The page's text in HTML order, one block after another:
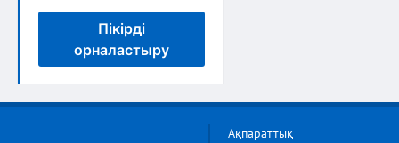
Пікірді
орналастыру
Ақпараттық